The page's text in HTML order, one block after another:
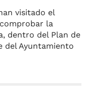
visitado el
la
dentro del Plan de
del Ayuntamiento